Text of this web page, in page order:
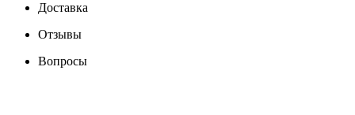
Доставка
Отзывы
Вопросы